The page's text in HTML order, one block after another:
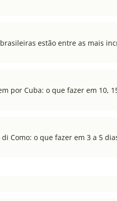
estão entre as mais
por Cuba: o que fazer em 10,
di Como: o que fazer em 3 a 5